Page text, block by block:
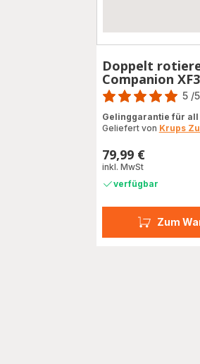
Zum
Doppelt
Companion
Bewertung
mit
Sternen
(Durchschnitt)
5 /5
Gelinggarantie für
Geliefert von Krups
Preis
79,99 €
inkl. MwSt
verfügbar